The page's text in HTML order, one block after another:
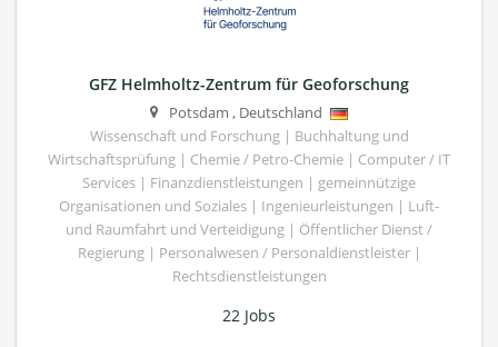
GFZ Helmholtz-Zentrum für Geoforschung
Potsdam , Deutschland
Wissenschaft und Forschung | Buchhaltung und
Wirtschaftsprüfung | Chemie / Petro-Chemie | Computer / IT
Services | Finanzdienstleistungen | gemeinnützige
Organisationen und Soziales | Ingenieurleistungen | Luft-
und Raumfahrt und Verteidigung | Öffentlicher Dienst /
Regierung | Personalwesen / Personaldienstleister |
Rechtsdienstleistungen
22 Jobs